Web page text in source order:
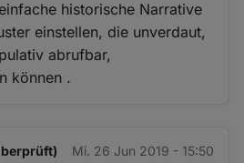
historische Narrative
einstellen, die unverdaut,
abrufbar,
können .
Mi. 26 Jun 2019 - 15:50